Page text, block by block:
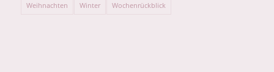
Weihnachten Winter Wochenrückblick